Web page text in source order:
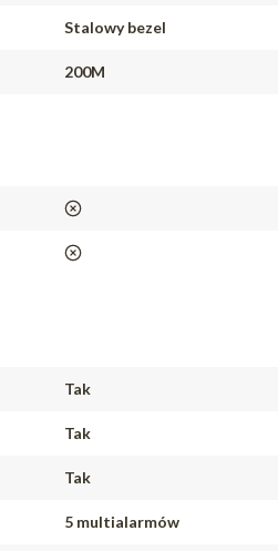
Stalowy bezel
200M
nie
nie
Tak
Tak
Tak
5 multialarmów